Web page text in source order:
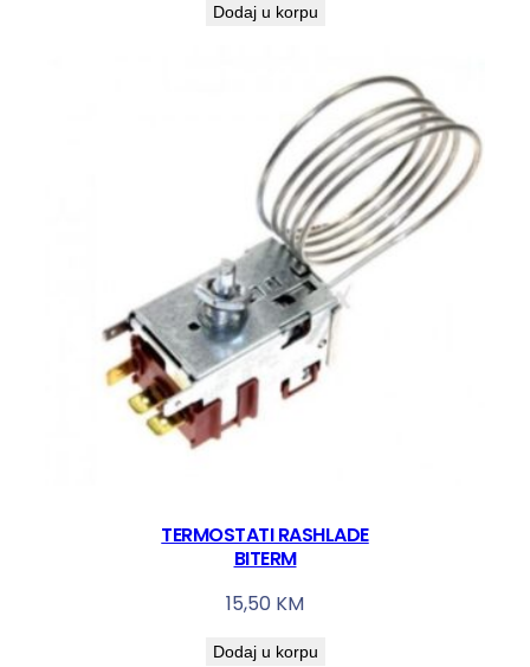
Dodaj u korpu
TERMOSTATI RASHLADE
BITERM
15,50 KM
Dodaj u korpu